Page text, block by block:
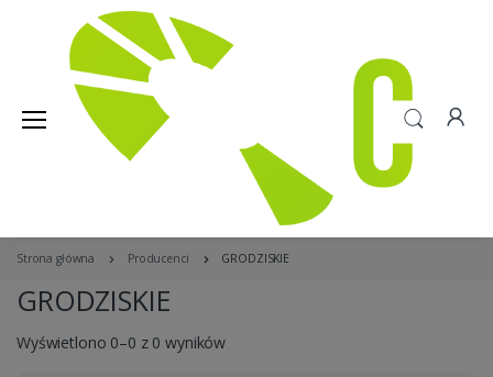
Strona główna Producenci GRODZISKIE
GRODZISKIE
Wyświetlono 0–0 z 0 wyników